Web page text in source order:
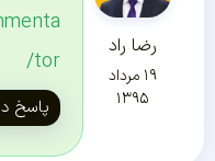
رضا راد
۱۹ مرداد
۱۳۹۵
tor/
پاسخ